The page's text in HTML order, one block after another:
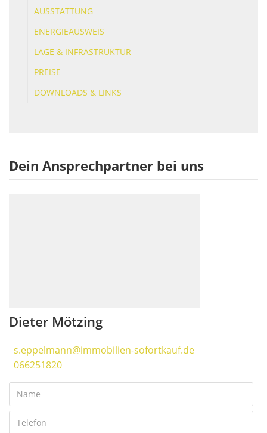
AUSSTATTUNG
ENERGIEAUSWEIS
LAGE & INFRASTRUKTUR
PREISE
DOWNLOADS & LINKS
Dein Ansprechpartner bei uns
Dieter Mötzing
s.eppelmann@immobilien-sofortkauf.de
066251820